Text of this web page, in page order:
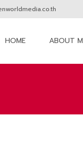
HOME ABOUT